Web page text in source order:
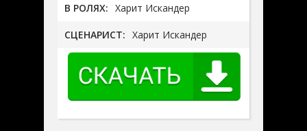
В РОЛЯХ: Харит Искандер
СЦЕНАРИСТ: Харит Искандер